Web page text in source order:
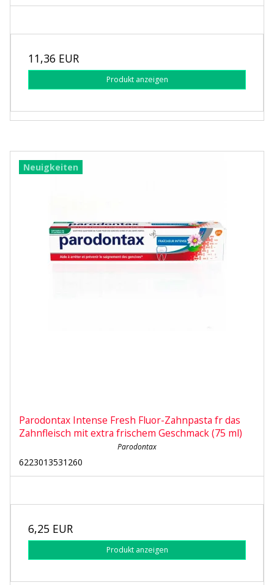
11,36 EUR
Produkt anzeigen
Neuigkeiten
Parodontax Intense Fresh Fluor-Zahnpasta fr das
Zahnfleisch mit extra frischem Geschmack (75 ml)
Parodontax
6223013531260
6,25 EUR
Produkt anzeigen